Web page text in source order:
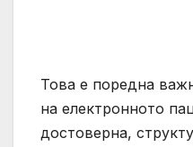
Това е поредна
на електронното
достоверна,